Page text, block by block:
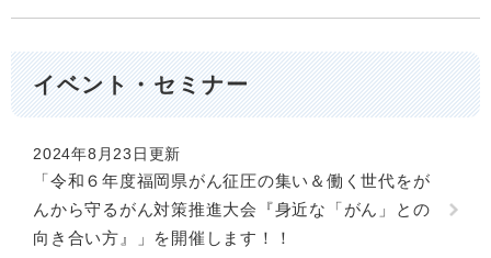
イベント・セミナー
2024年8月23日更新
「令和６年度福岡県がん征圧の集い＆働く世代をが
んから守るがん対策推進大会『身近な「がん」との
向き合い方』」を開催します！！